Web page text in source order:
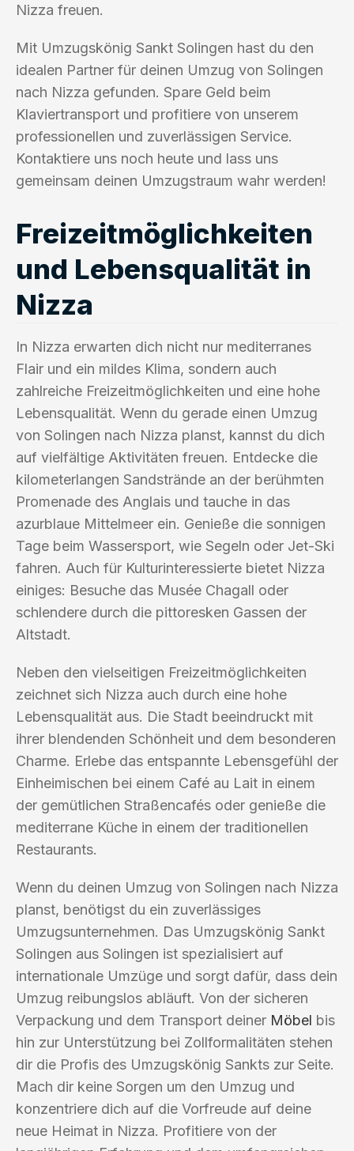
Nizza freuen.
Mit Umzugskönig Sankt Solingen hast du den
idealen Partner für deinen Umzug von Solingen
nach Nizza gefunden. Spare Geld beim
Klaviertransport und profitiere von unserem
professionellen und zuverlässigen Service.
Kontaktiere uns noch heute und lass uns
gemeinsam deinen Umzugstraum wahr werden!
Freizeitmöglichkeiten
und Lebensqualität in
Nizza
In Nizza erwarten dich nicht nur mediterranes
Flair und ein mildes Klima, sondern auch
zahlreiche Freizeitmöglichkeiten und eine hohe
Lebensqualität. Wenn du gerade einen Umzug
von Solingen nach Nizza planst, kannst du dich
auf vielfältige Aktivitäten freuen. Entdecke die
kilometerlangen Sandstrände an der berühmten
Promenade des Anglais und tauche in das
azurblaue Mittelmeer ein. Genieße die sonnigen
Tage beim Wassersport, wie Segeln oder Jet-Ski
fahren. Auch für Kulturinteressierte bietet Nizza
einiges: Besuche das Musée Chagall oder
schlendere durch die pittoresken Gassen der
Altstadt.
Neben den vielseitigen Freizeitmöglichkeiten
zeichnet sich Nizza auch durch eine hohe
Lebensqualität aus. Die Stadt beeindruckt mit
ihrer blendenden Schönheit und dem besonderen
Charme. Erlebe das entspannte Lebensgefühl der
Einheimischen bei einem Café au Lait in einem
der gemütlichen Straßencafés oder genieße die
mediterrane Küche in einem der traditionellen
Restaurants.
Wenn du deinen Umzug von Solingen nach Nizza
planst, benötigst du ein zuverlässiges
Umzugsunternehmen. Das Umzugskönig Sankt
Solingen aus Solingen ist spezialisiert auf
internationale Umzüge und sorgt dafür, dass dein
Umzug reibungslos abläuft. Von der sicheren
Verpackung und dem Transport deiner Möbel bis
hin zur Unterstützung bei Zollformalitäten stehen
dir die Profis des Umzugskönig Sankts zur Seite.
Mach dir keine Sorgen um den Umzug und
konzentriere dich auf die Vorfreude auf deine
neue Heimat in Nizza. Profitiere von der